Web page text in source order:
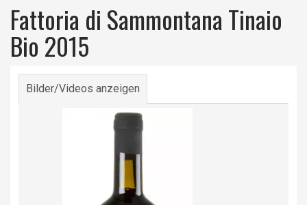
Fattoria di Sammontana Tinaio
Bio 2015
Bilder/Videos anzeigen